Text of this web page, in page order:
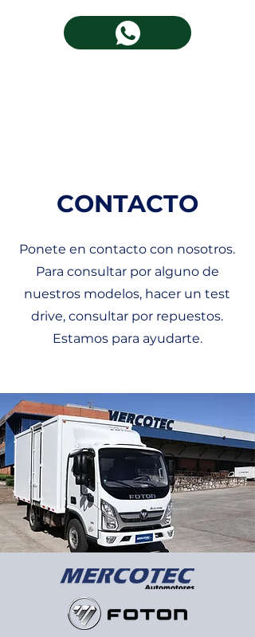
CONTACTO
Ponete en contacto con nosotros.
Para consultar por alguno de
nuestros modelos, hacer un test
drive, consultar por repuestos.
Estamos para ayudarte.